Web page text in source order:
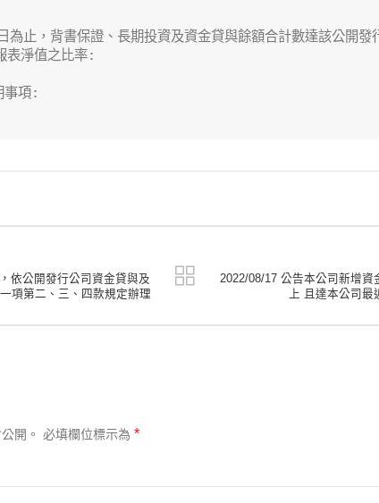
為止，背書保證、長期投資及資金貸與餘額合計數達該公開發
表淨值之比率:
事項:
依公開發行公司資金貸與及
項第二、三、四款規定辦理
2022/08/17 公告本公司新增
上 且達本公司
開。 必填欄位標示為 *